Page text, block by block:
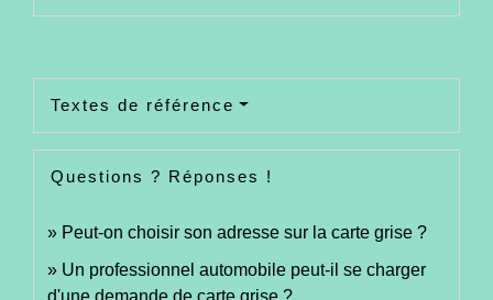
Textes de référence
Questions ? Réponses !
Peut-on choisir son adresse sur la carte grise ?
Un professionnel automobile peut-il se charger
d'une demande de carte grise ?